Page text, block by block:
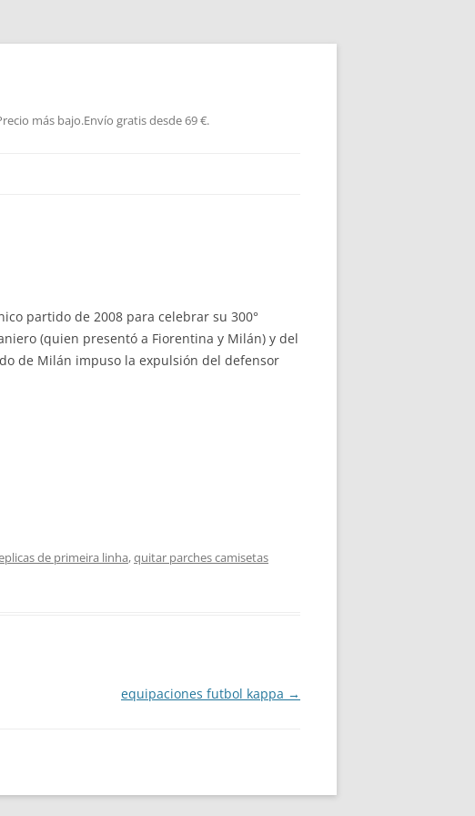
más bajo.Envío gratis desde 69 €.
partido de 2008 para celebrar su 300°
(quien presentó a Fiorentina y Milán) y del
de Milán impuso la expulsión del defensor
de primeira linha,quitar parches camisetas
equipaciones futbol kappa →